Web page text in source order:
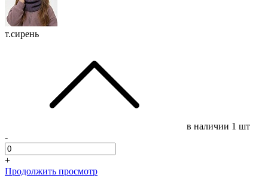
т.сирень
в наличии 1 шт
-
+
Продолжить просмотр